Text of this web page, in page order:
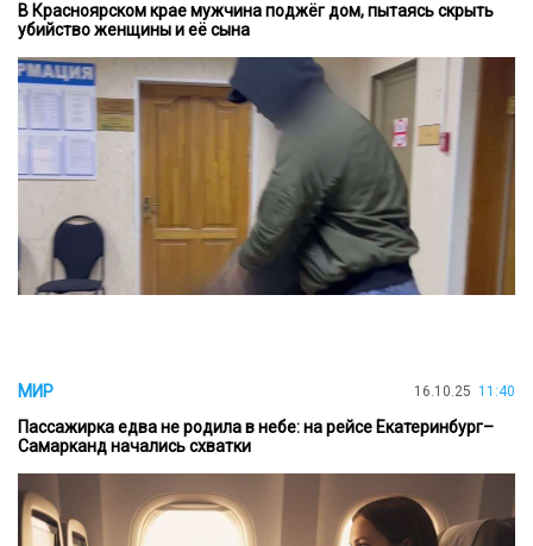
В Красноярском крае мужчина поджёг дом, пытаясь скрыть
убийство женщины и её сына
МИР 16.10.25 11:40
Пассажирка едва не родила в небе: на рейсе Екатеринбург–
Самарканд начались схватки